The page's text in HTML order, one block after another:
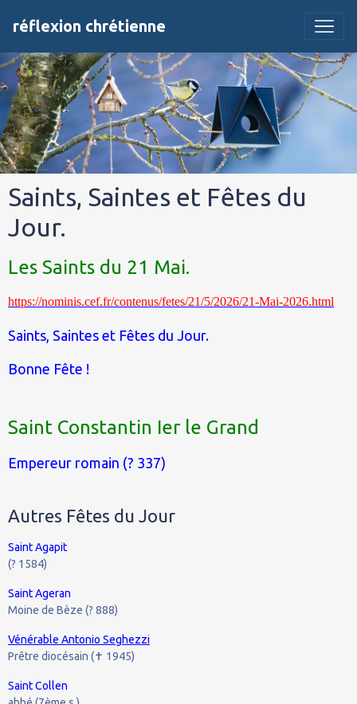
réflexion chrétienne
Saints, Saintes et Fêtes du
Jour.
Les Saints du 21 Mai.
https://nominis.cef.fr/contenus/fetes/21/5/2026/21-Mai-2026.html
Saints, Saintes et Fêtes du Jour.
Bonne Fête !
Saint Constantin Ier le Grand
Empereur romain (? 337)
Autres Fêtes du Jour
Saint Agapit
(? 1584)
Saint Ageran
Moine de Bèze (? 888)
Vénérable Antonio Seghezzi
Prêtre diocésain (✝ 1945)
Saint Collen